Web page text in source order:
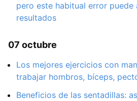
pero este habitual error puede
resultados
07 octubre
Los mejores ejercicios con
trabajar hombros, bíceps,
Beneficios de las sentadillas: